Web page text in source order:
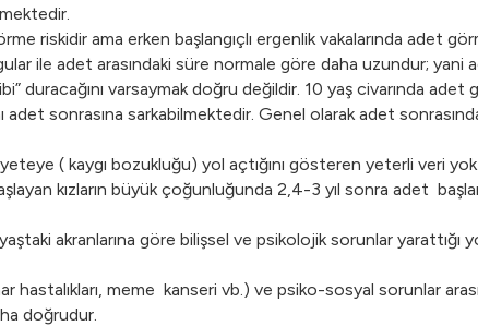
riskidir ama erken başlangıçlı ergenlik vakalarında adet
ile adet arasındaki süre normale göre daha uzundur; yani
duracağını varsaymak doğru değildir. 10 yaş civarında
adet sonrasına sarkabilmektedir. Genel olarak adet
( kaygı bozukluğu) yol açtığını gösteren yeterli veri
kızların büyük çoğunluğunda 2,4-3 yıl sonra adet
akranlarına göre bilişsel ve psikolojik sorunlar
hastalıkları, meme kanseri vb.) ve psiko-sosyal sorunlar
doğrudur.